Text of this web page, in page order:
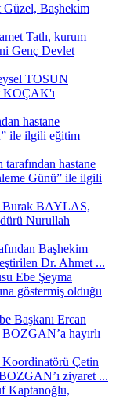
Güzel, Başhekim
Tatlı, kurum
Genç Devlet
TOSUN
KOÇAK'ı
hastane
ile ilgili eğitim
hastane
Günü” ile ilgili
Burak BAYLAS,
Nurullah
Başhekim
Dr. Ahmet ...
Ebe Şeyma
göstermiş olduğu
Başkanı Ercan
hayırlı
Koordinatörü Çetin
ziyaret ...
Kaptanoğlu,